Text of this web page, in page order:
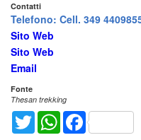
Contatti
Telefono: Cell. 349
Sito Web
Sito Web
Email
Fonte
Thesan trekking
Twitter WhatsAppFacebook